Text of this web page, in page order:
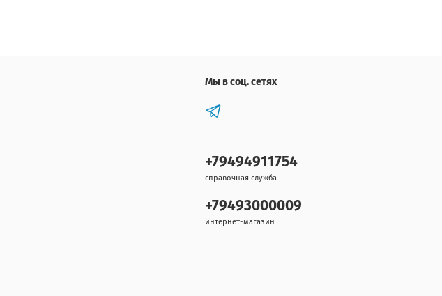
Мы в соц. сетях
+79494911754
справочная служба
+79493000009
интернет-магазин